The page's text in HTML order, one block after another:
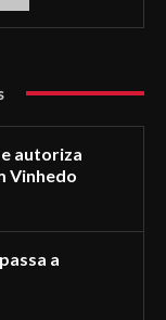
autoriza
Vinhedo
a